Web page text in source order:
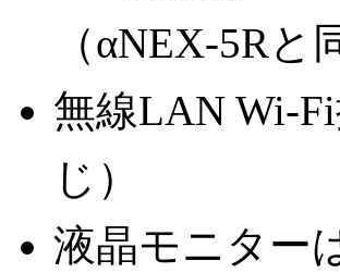
（αNEX-5Rと
無線LAN Wi-
じ）
液晶モニター